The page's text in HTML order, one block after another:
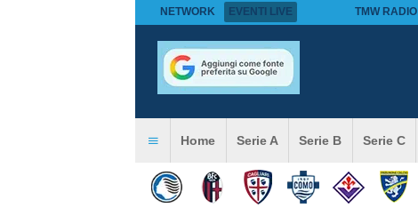
NETWORK EVENTI LIVE TMW RADIO
Home Serie A Serie B Serie C